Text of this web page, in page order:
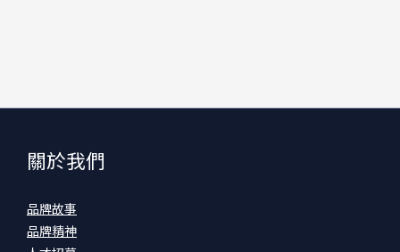
關於我們
品牌故事
品牌精神